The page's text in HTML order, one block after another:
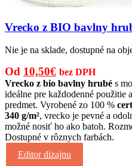
Vrecko z BIO bavlny
Nie je na sklade, dostupné na
Od Pôvodná
cena
bola:
15,00€.
10,50€Aktuálna
cena
je:
10,50€.
bez DPH
Vrecko z bio bavlny hrubé s
ideálne pre každodenné použitie
predmet. Vyrobené zo 100 %
340 g/m², vrecko je pevné a
možné nosiť ho ako batoh.
Dostupné v rôznych farbách.
Editor dizajnu